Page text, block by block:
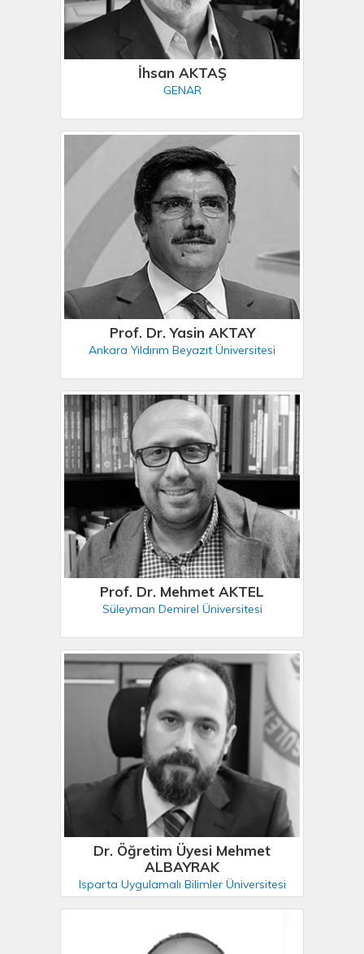
İhsan AKTAŞ
GENAR
Prof. Dr. Yasin AKTAY
Ankara Yıldırım Beyazıt Üniversitesi
Prof. Dr. Mehmet AKTEL
Süleyman Demirel Üniversitesi
Dr. Öğretim Üyesi Mehmet
ALBAYRAK
Isparta Uygulamalı Bilimler Üniversitesi